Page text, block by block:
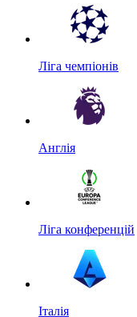
Ліга чемпіонів
Англія
Ліга конференцій
Італія